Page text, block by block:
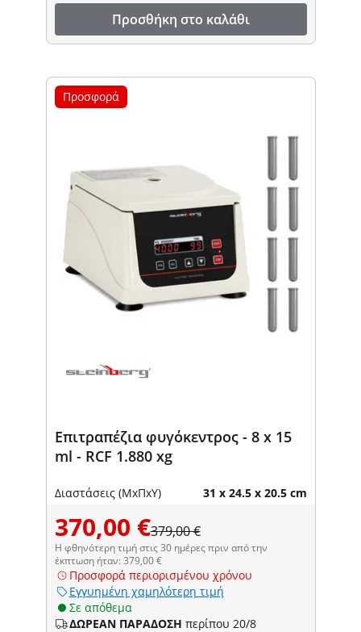
Προσθήκη στο καλάθι
Προσφορά
Επιτραπέζια φυγόκεντρος - 8 x 15
ml - RCF 1.880 xg
Διαστάσεις (ΜxΠxΥ) 31 x 24.5 x 20.5 cm
370,00 €379,00 €
Η φθηνότερη τιμή στις 30 ημέρες πριν από την
έκπτωση ήταν: 379,00 €
Προσφορά περιορισμένου χρόνου
Εγγυημένη χαμηλότερη τιμή
Σε απόθεμα
ΔΩΡΕΑΝ ΠΑΡΑΔΟΣΗ περίπου 20/8